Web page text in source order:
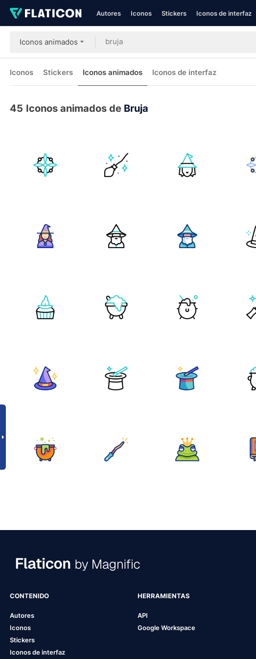
Autores Iconos Stickers Iconos de interfaz
Iconos animados
Iconos Stickers Iconos animados Iconos de interfaz
45 Iconos animados de Bruja
CONTENIDO
Autores
Iconos
Stickers
Iconos de interfaz
HERRAMIENTAS
API
Google Workspace